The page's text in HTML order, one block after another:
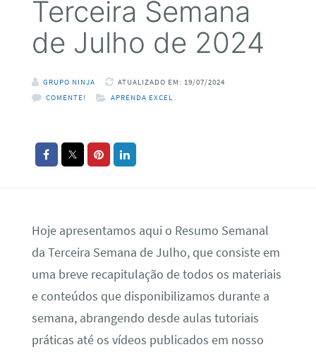
Terceira Semana
de Julho de 2024
GRUPO NINJA
ATUALIZADO EM: 19/07/2024
COMENTE!
APRENDA EXCEL
Hoje apresentamos aqui o Resumo Semanal
da Terceira Semana de Julho, que consiste em
uma breve recapitulação de todos os materiais
e conteúdos que disponibilizamos durante a
semana, abrangendo desde aulas tutoriais
práticas até os vídeos publicados em nosso